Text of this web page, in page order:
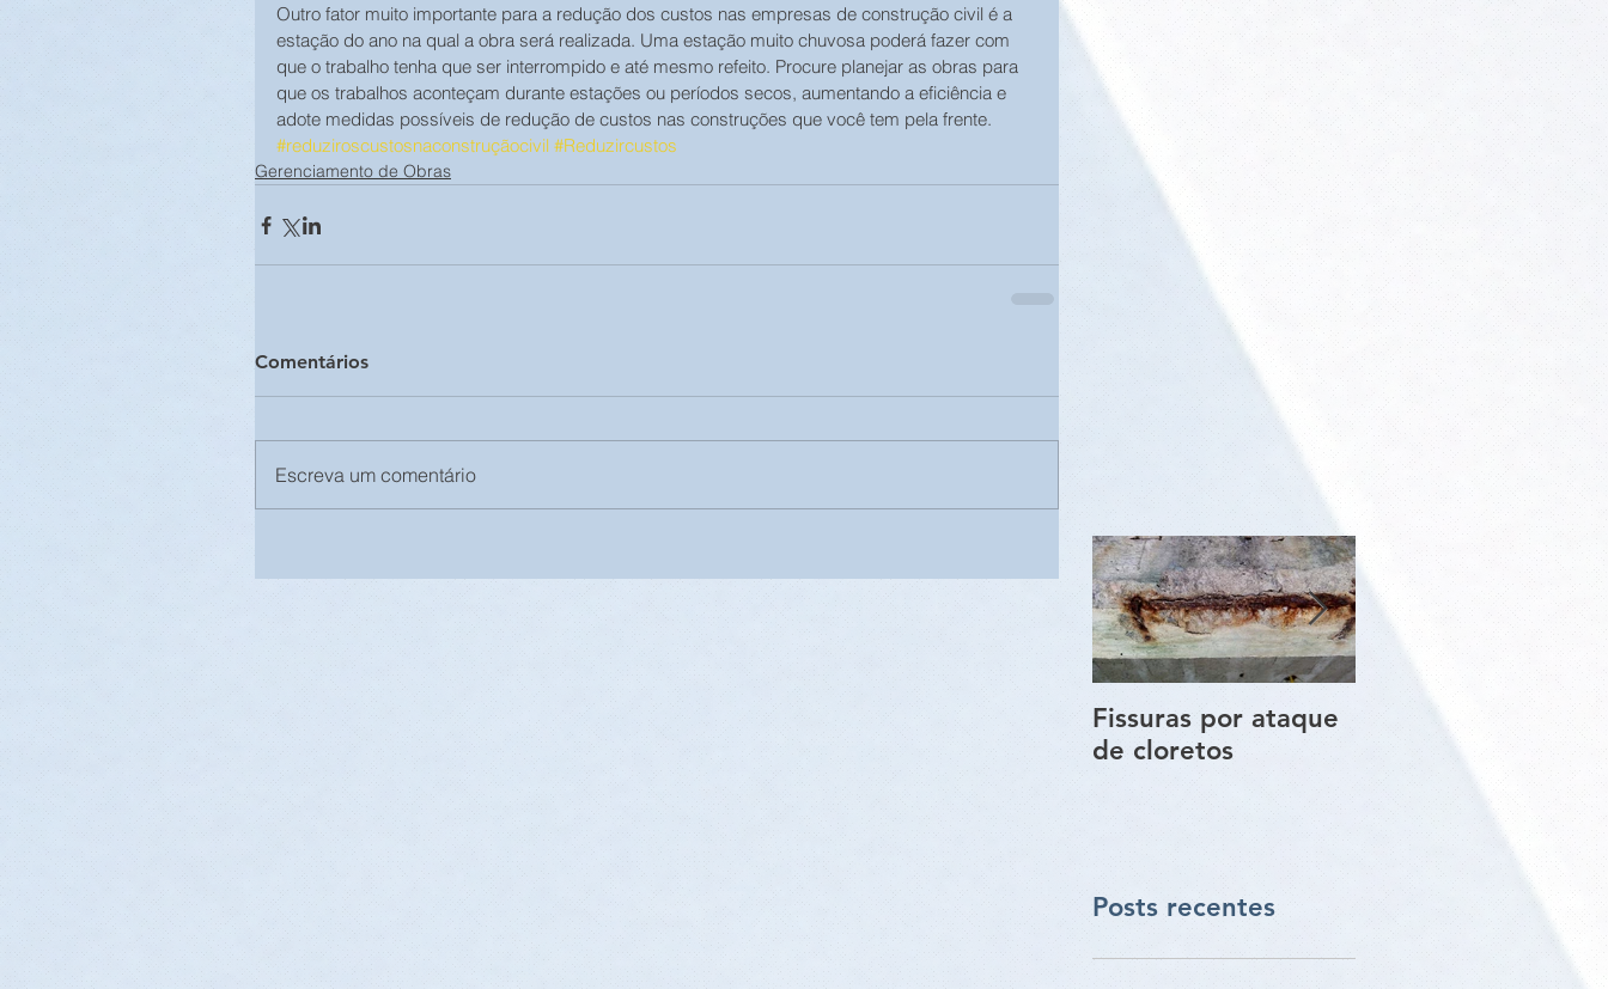
Outro fator muito importante para a redução dos custos nas empresas de construção civil é a
estação do ano na qual a obra será realizada. Uma estação muito chuvosa poderá fazer com
que o trabalho tenha que ser interrompido e até mesmo refeito. Procure planejar as obras para
que os trabalhos aconteçam durante estações ou períodos secos, aumentando a eficiência e
adote medidas possíveis de redução de custos nas construções que você tem pela frente.
#reduziroscustosnaconstruçãocivil #Reduzircustos
Gerenciamento de Obras
Comentários
Escreva um comentário
Fissuras por ataque
de cloretos
Trincas e Fissuras
nas estruturas de
paredes vigas e
Posts recentes